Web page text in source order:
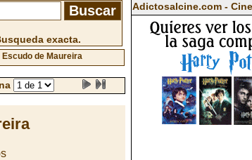
exacta.
Escudo de Maureira
Adictosalcine.com -